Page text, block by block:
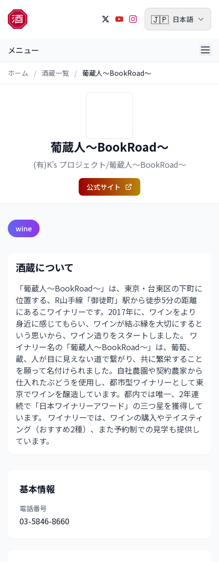
🇯🇵 日本語
メニュー
ホーム / 酒蔵一覧 / 葡蔵人～BookRoad～
葡蔵人～BookRoad～
(有)K’s プロジェクト/葡蔵人～BookRoad～
公式サイト
wine
酒蔵について
「葡蔵人～BookRoad～」は、東京・台東区の下町に
位置する、R山手線「御徒町」駅から徒歩5分の距離
にあるこワイナリーです。2017年に、ワインをより
身近に感じてもらい、ワインが結ぶ縁を大切にすると
いう思いから、ワイン造りをスタートしました。 ワ
イナリー名の「葡蔵人～BookRoad～」は、葡萄、
蔵、人が目に見えない道で繋がり、共に繁栄すること
を願って名付けられました。自社農園や契約農家から
仕入れたぶどうを使用し、都市型ワイナリーとして東
京でワインを醸造しています。都内では唯一、2年連
続で「日本ワイナリーアワード」の三つ星を獲得して
います。 ワイナリーでは、ワインの購入やテイスティ
ング（おすすめ2種）、また予約制での見学も提供し
ています。
基本情報
電話番号
03-5846-8660